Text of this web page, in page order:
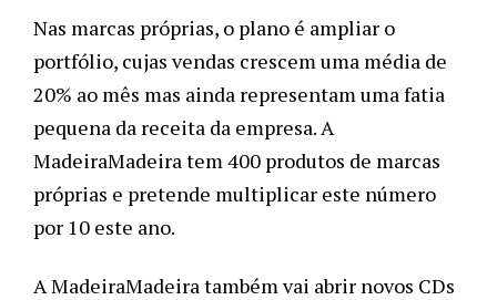
Nas marcas próprias, o plano é ampliar o
portfólio, cujas vendas crescem uma média de
20% ao mês mas ainda representam uma fatia
pequena da receita da empresa. A
MadeiraMadeira tem 400 produtos de marcas
próprias e pretende multiplicar este número
por 10 este ano.
A MadeiraMadeira também vai abrir novos CDs